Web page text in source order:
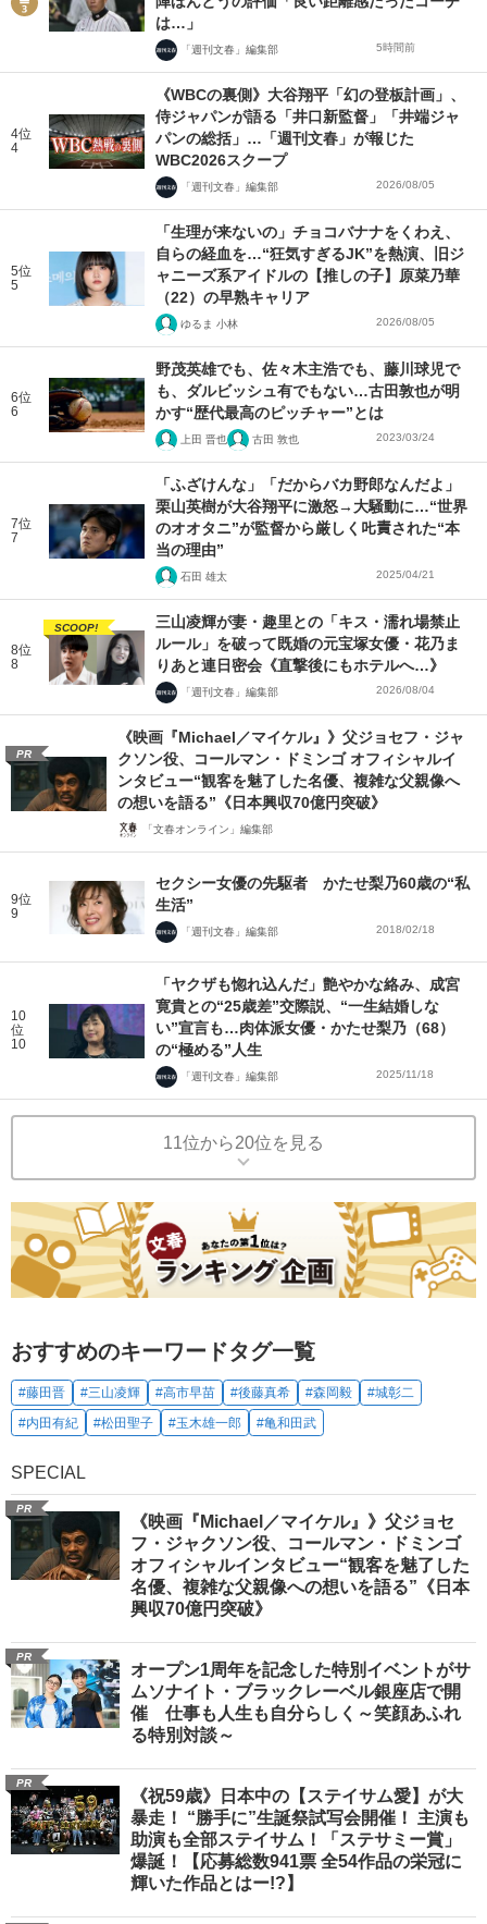
は…」
「週刊文春」編集部 5時間前
4位
4
《WBCの裏側》大谷翔平「幻の登板計画」、
侍ジャパンが語る「井口新監督」「井端ジャ
パンの総括」…「週刊文春」が報じた
WBC2026スクープ
「週刊文春」編集部 2026/08/05
5位
5
「生理が来ないの」チョコバナナをくわえ、
自らの経血を…“狂気すぎるJK”を熱演、旧ジ
ャニーズ系アイドルの【推しの子】原菜乃華
（22）の早熟キャリア
ゆるま 小林 2026/08/05
6位
6
野茂英雄でも、佐々木主浩でも、藤川球児で
も、ダルビッシュ有でもない…古田敦也が明
かす“歴代最高のピッチャー”とは
上田 晋也 古田 敦也 2023/03/24
7位
7
「ふざけんな」「だからバカ野郎なんだよ」
栗山英樹が大谷翔平に激怒→大騒動に…“世界
のオオタニ”が監督から厳しく𠮟責された“本
当の理由”
石田 雄太 2025/04/21
8位
8
SCOOP!
三山凌輝が妻・趣里との「キス・濡れ場禁止
ルール」を破って既婚の元宝塚女優・花乃ま
りあと連日密会《直撃後にもホテルへ…》
「週刊文春」編集部 2026/08/04
PR
《映画『Michael／マイケル』》父ジョセフ・ジャ
クソン役、コールマン・ドミンゴ オフィシャルイ
ンタビュー“観客を魅了した名優、複雑な父親像へ
の想いを語る”《日本興収70億円突破》
「文春オンライン」編集部
9位
9
セクシー女優の先駆者 かたせ梨乃60歳の“私
生活”
「週刊文春」編集部 2018/02/18
10
位
10
「ヤクザも惚れ込んだ」艶やかな絡み、成宮
寛貴との“25歳差”交際説、“一生結婚しな
い”宣言も…肉体派女優・かたせ梨乃（68）
の“極める”人生
「週刊文春」編集部 2025/11/18
11位から20位を見る
おすすめのキーワードタグ一覧
#藤田晋 #三山凌輝 #高市早苗 #後藤真希 #森岡毅
#城彰二
#内田有紀
#松田聖子 #玉木雄一郎 #亀和田武
SPECIAL
PR
《映画『Michael／マイケル』》父ジョセ
フ・ジャクソン役、コールマン・ドミンゴ
オフィシャルインタビュー“観客を魅了した
名優、複雑な父親像への想いを語る”《日本
興収70億円突破》
PR
オープン1周年を記念した特別イベントがサ
ムソナイト・ブラックレーベル銀座店で開
催 仕事も人生も自分らしく～笑顔あふれ
る特別対談～
PR
《祝59歳》日本中の【ステイサム愛】が大
暴走！ “勝手に”生誕祭試写会開催！ 主演も
助演も全部ステイサム！「ステサミー賞」
爆誕！【応募総数941票 全54作品の栄冠に
輝いた作品とはー!?】